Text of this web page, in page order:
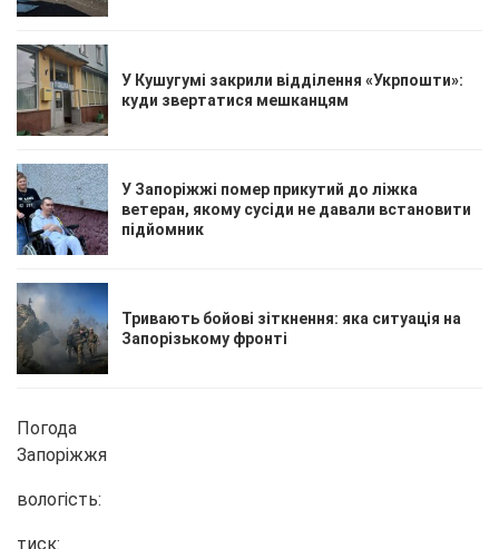
У Кушугумі закрили відділення «Укрпошти»:
куди звертатися мешканцям
У Запоріжжі помер прикутий до ліжка
ветеран, якому сусіди не давали встановити
підйомник
Тривають бойові зіткнення: яка ситуація на
Запорізькому фронті
Погода
Запоріжжя
вологість:
тиск: